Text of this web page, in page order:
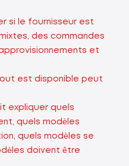
si le fournisseur est
des commandes
et
est disponible peut
expliquer quels
quels modèles
quels modèles se
doivent être